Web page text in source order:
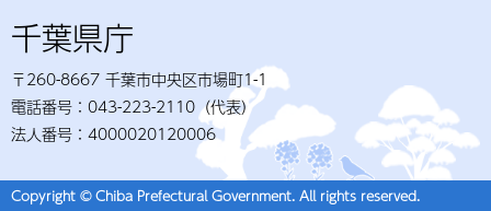
千葉県庁
〒260-8667 千葉市中央区市場町1-1
電話番号：043-223-2110（代表）
法人番号：4000020120006
Copyright © Chiba Prefectural Government. All rights reserved.